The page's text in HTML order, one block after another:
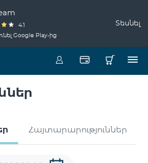
4.1
Google Play-ից
Տեսնել
Հայտարարություններ